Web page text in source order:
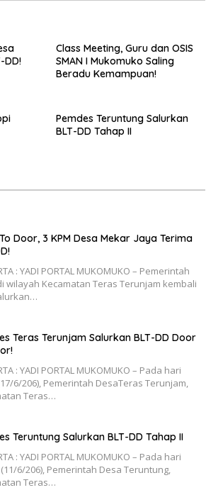
DD!
Class Meeting, Guru dan OSIS
SMAN I Mukomuko Saling
Beradu Kemampuan!
Pemdes Teruntung Salurkan
BLT-DD Tahap II
Door, 3 KPM Desa Mekar Jaya Terima
: YADI PORTAL MUKOMUKO – Pemerintah
wilayah Kecamatan Teras Terunjam kembali
Teras Terunjam Salurkan BLT-DD Door
: YADI PORTAL MUKOMUKO – Pada hari
6/206), Pemerintah DesaTeras Terunjam,
Teras…
Teruntung Salurkan BLT-DD Tahap II
: YADI PORTAL MUKOMUKO – Pada hari
6/206), Pemerintah Desa Teruntung,
Teras…